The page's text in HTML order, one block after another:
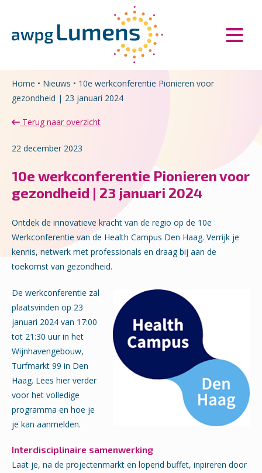
Home • Nieuws • 10e werkconferentie Pionieren voor
gezondheid | 23 januari 2024
Terug naar overzicht
22 december 2023
10e werkconferentie Pionieren voor
gezondheid | 23 januari 2024
Ontdek de innovatieve kracht van de regio op de 10e
Werkconferentie van de Health Campus Den Haag. Verrijk je
kennis, netwerk met professionals en draag bij aan de
toekomst van gezondheid.
De werkconferentie zal
plaatsvinden op 23
januari 2024 van 17:00
tot 21:30 uur in het
Wijnhavengebouw,
Turfmarkt 99 in Den
Haag. Lees hier verder
voor het volledige
programma en hoe je
je kan aanmelden.
Interdisciplinaire samenwerking
Laat je, na de projectenmarkt en lopend buffet, inpireren door